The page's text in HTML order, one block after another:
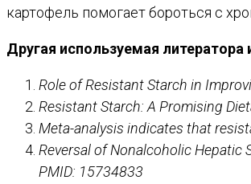
картофель помогает бороться с
Другая используемая
Role of Resistant Starch in
Resistant Starch: A Promising
Meta-analysis indicates that
Reversal of Nonalcoholic Hepatic
PMID: 15734833